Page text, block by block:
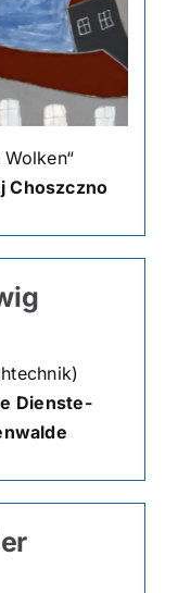
Choszczno
Dienste-